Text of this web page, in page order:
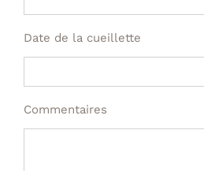
Date de la cueillette
Commentaires